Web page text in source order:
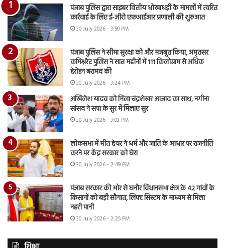
पंजाब पुलिस द्वारा साइबर वित्तीय धोखाधड़ी के मामलों में त्वरित
कार्रवाई के लिए ई-ज़ीरो एफआईआर प्रणाली की शुरुआत
30 July 2026 - 3:50 PM
पंजाब पुलिस ने सीमा सुरक्षा को और मजबूत किया, अमृतसर
कमिश्नरेट पुलिस ने सात महीनों में 111 किलोग्राम से अधिक
हेरोइन बरामद की
30 July 2026 - 3:24 PM
अखिलेश यादव को मिला चंद्रशेखर आजाद का साथ, नगीना
सांसद ने सपा के सुर में मिलाए सुर
30 July 2026 - 3:03 PM
लोकसभा में मीत हेयर ने धर्म और जाति के आधार पर राजनीति
करने पर केंद्र सरकार को घेरा
30 July 2026 - 2:49 PM
पंजाब सरकार की ओर से घनौर विधानसभा क्षेत्र के 42 गांवों के
किसानों को बड़ी सौगात, लिफ्ट सिस्टम के माध्यम से मिला
नहरी पानी
30 July 2026 - 2:25 PM